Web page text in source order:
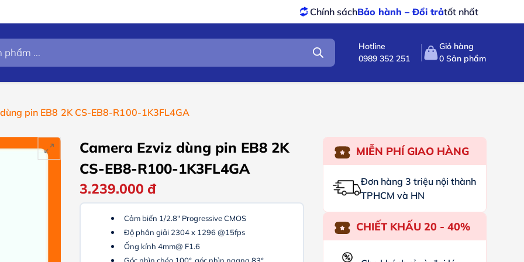
Bảo hành – Đổi trảtốt nhất Sản phẩm
Hotline
0989 352 251
Giỏ hàng
0 Sản phẩm
pin EB8 2K CS-EB8-R100-1K3FL4GA
Camera Ezviz dùng pin EB8 2K
CS-EB8-R100-1K3FL4GA
3.239.000đ
Cảm biến 1/2.8" Progressive CMOS
Độ phân giải 2304 x 1296 @15fps
Ống kính 4mm@ F1.6
MIỄN PHÍ GIAO HÀNG
Đơn hàng 3 triệu nội thành
TPHCM và HN
CHIẾT KHẤU 20 - 40%